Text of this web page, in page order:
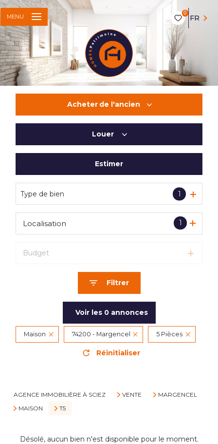
0
FR
MENU
Acheter de l'ancien
Du neuf
Louer
Estimer
Type de bien 1
1
Localisation
Budget
Filtrer
Voir les 0annonces
Maison 74200 - Margencel 5 Pièces
Réinitialiser
AGENCE IMMOBILIÈRE À SCIEZ VENTE
MARGENCEL
MAISON
T5
Désolé, aucun bien n'est disponible pour le moment.